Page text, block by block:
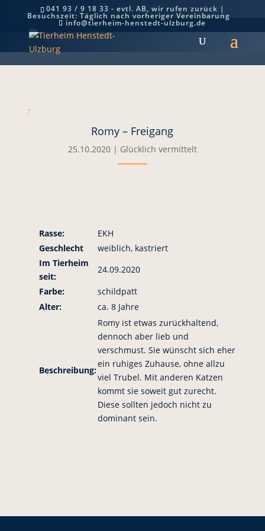
041 93 / 9 18 33 - evtl. AB, wir rufen zurück |
Besuchszeit: Täglich nach vorheriger Vereinbarung
info@tierheim-henstedt-ulzburg.de
Romy – Freigang
7
Romy – Freigang
25.10.2020| Glücklich vermittelt
Rasse:
EKH
Geschlecht
weiblich, kastriert
Im Tierheim
seit:
24.09.2020
Farbe:
schildpatt
Alter:
ca. 8 Jahre
Beschreibung:
Romy ist etwas zurückhaltend,
dennoch aber lieb und
verschmust. Sie wünscht sich eher
ein ruhiges Zuhause, ohne allzu
viel Trubel. Mit anderen Katzen
kommt sie soweit gut zurecht.
Diese sollten jedoch nicht zu
dominant sein.